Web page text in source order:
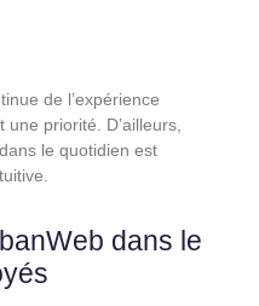
de l’expérience
priorité. D’ailleurs,
le quotidien est
dans le